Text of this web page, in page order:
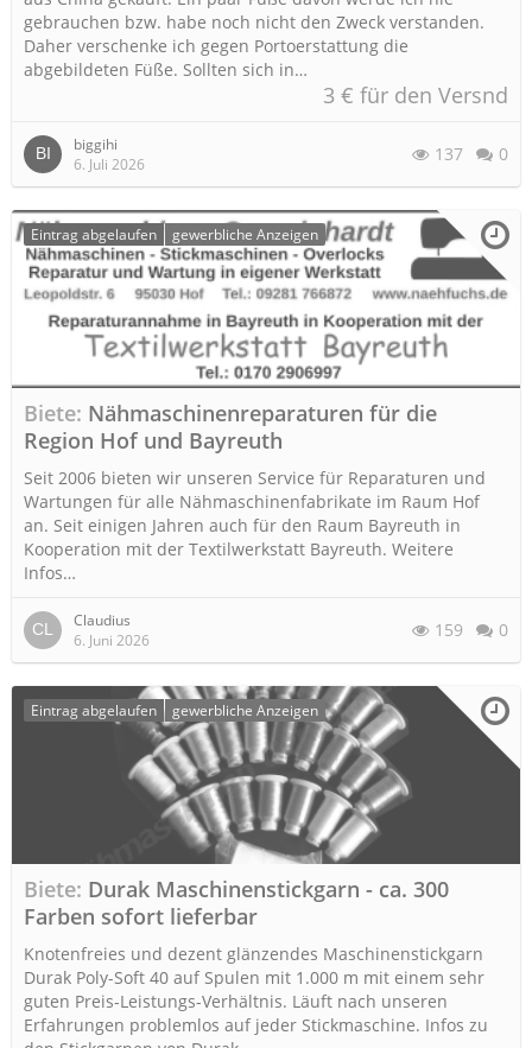
gebrauchen bzw. habe noch nicht den Zweck verstanden.
Daher verschenke ich gegen Portoerstattung die
abgebildeten Füße. Sollten sich in…
3 € für den Versnd
biggihi
6. Juli 2026
137 0
Eintrag abgelaufen gewerbliche Anzeigen
Biete Nähmaschinenreparaturen für die
Region Hof und Bayreuth
Seit 2006 bieten wir unseren Service für Reparaturen und
Wartungen für alle Nähmaschinenfabrikate im Raum Hof
an. Seit einigen Jahren auch für den Raum Bayreuth in
Kooperation mit der Textilwerkstatt Bayreuth. Weitere
Infos…
Claudius
6. Juni 2026
159 0
Eintrag abgelaufen gewerbliche Anzeigen
Biete Durak Maschinenstickgarn - ca. 300
Farben sofort lieferbar
Knotenfreies und dezent glänzendes Maschinenstickgarn
Durak Poly-Soft 40 auf Spulen mit 1.000 m mit einem sehr
guten Preis-Leistungs-Verhältnis. Läuft nach unseren
Erfahrungen problemlos auf jeder Stickmaschine. Infos zu